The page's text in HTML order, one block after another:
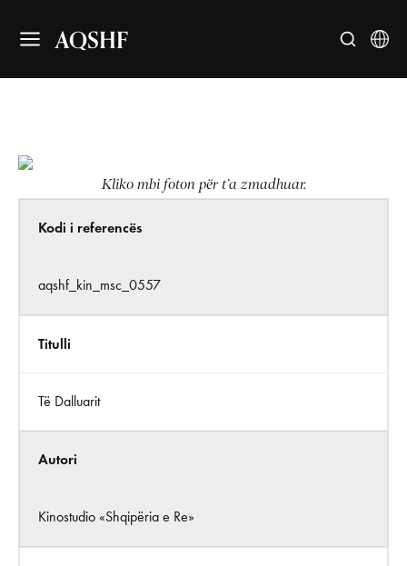
AQSHF
Kliko mbi foton për t’a zmadhuar.
Kodi i referencës
aqshf_kin_msc_0557
Titulli
Të Dalluarit
Autori
Kinostudio «Shqipëria e Re»